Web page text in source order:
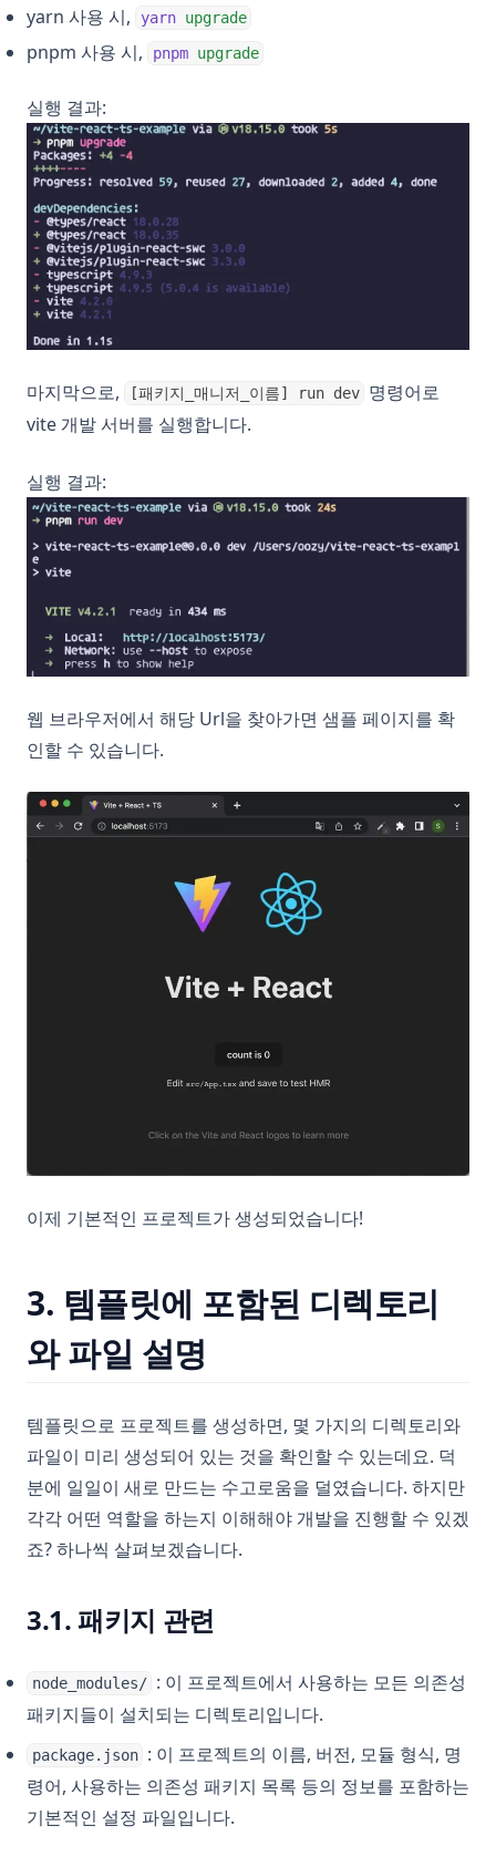
yarn 사용 시, yarn upgrade
pnpm 사용 시, pnpm upgrade
실행 결과:
마지막으로, [패키지_매니저_이름] run dev 명령어로
vite 개발 서버를 실행합니다.
실행 결과:
웹 브라우저에서 해당 Url을 찾아가면 샘플 페이지를 확
인할 수 있습니다.
이제 기본적인 프로젝트가 생성되었습니다!
3. 템플릿에 포함된 디렉토리
와 파일 설명
템플릿으로 프로젝트를 생성하면, 몇 가지의 디렉토리와
파일이 미리 생성되어 있는 것을 확인할 수 있는데요. 덕
분에 일일이 새로 만드는 수고로움을 덜였습니다. 하지만
각각 어떤 역할을 하는지 이해해야 개발을 진행할 수 있겠
죠? 하나씩 살펴보겠습니다.
3.1. 패키지 관련
node_modules/ : 이 프로젝트에서 사용하는 모든 의존성
패키지들이 설치되는 디렉토리입니다.
package.json : 이 프로젝트의 이름, 버전, 모듈 형식, 명
령어, 사용하는 의존성 패키지 목록 등의 정보를 포함하는
기본적인 설정 파일입니다.